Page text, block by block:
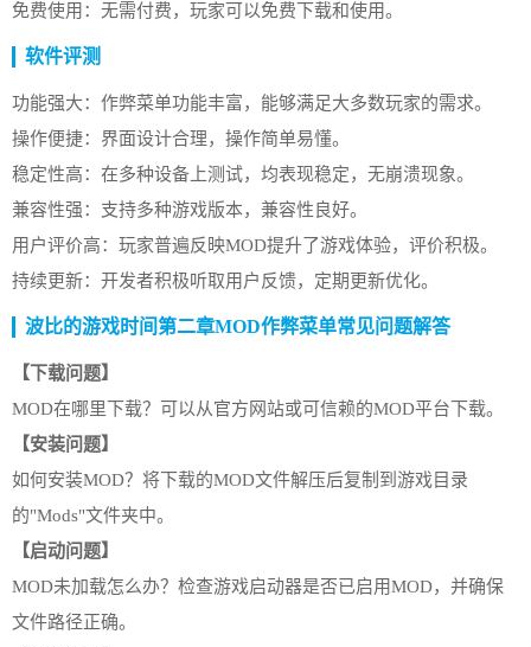
免费使用：无需付费，玩家可以免费下载和使用。
软件评测
功能强大：作弊菜单功能丰富，能够满足大多数玩家的需求。
操作便捷：界面设计合理，操作简单易懂。
稳定性高：在多种设备上测试，均表现稳定，无崩溃现象。
兼容性强：支持多种游戏版本，兼容性良好。
用户评价高：玩家普遍反映MOD提升了游戏体验，评价积极。
持续更新：开发者积极听取用户反馈，定期更新优化。
波比的游戏时间第二章MOD作弊菜单常见问题解答
【下载问题】
MOD在哪里下载？可以从官方网站或可信赖的MOD平台下载。
【安装问题】
如何安装MOD？将下载的MOD文件解压后复制到游戏目录
的"Mods"文件夹中。
【启动问题】
MOD未加载怎么办？检查游戏启动器是否已启用MOD，并确保
文件路径正确。